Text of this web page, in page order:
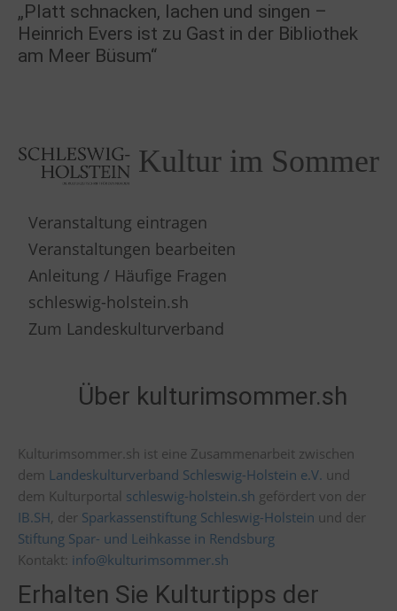
„Platt schnacken, lachen und singen –
Heinrich Evers ist zu Gast in der Bibliothek
am Meer Büsum“
Kultur im Sommer
Veranstaltung eintragen
Veranstaltungen bearbeiten
Anleitung / Häufige Fragen
schleswig-holstein.sh
Zum Landeskulturverband
Über kulturimsommer.sh
Kulturimsommer.sh ist eine Zusammenarbeit zwischen
dem Landeskulturverband Schleswig-Holstein e.V. und
dem Kulturportal schleswig-holstein.sh gefördert von der
IB.SH, der Sparkassenstiftung Schleswig-Holstein und der
Stiftung Spar- und Leihkasse in Rendsburg
Kontakt: info@kulturimsommer.sh
Erhalten Sie Kulturtipps der